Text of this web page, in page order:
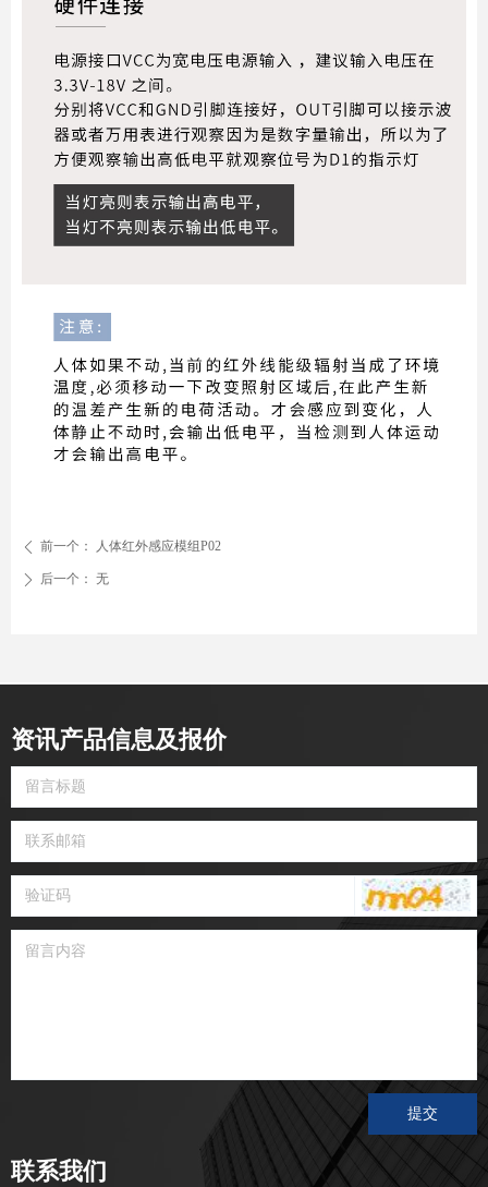
ꄴ 前一个： 人体红外感应模组P02
ꄲ 后一个： 无
联系我们
资讯产品信息及报价
提交